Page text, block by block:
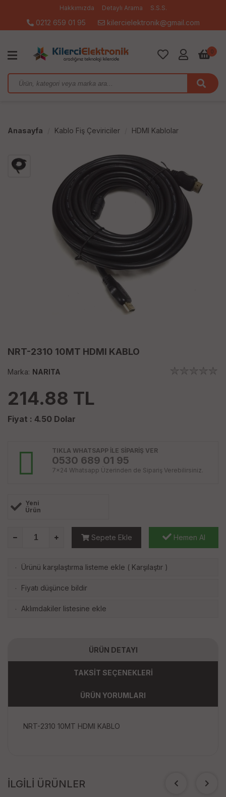
Hakkımızda Detaylı Arama S.S.S.
0212 659 01 95 kilercielektronik@gmail.com
0
Anasayfa Kablo Fiş Çeviriciler HDMI Kablolar
NRT-2310 10MT HDMI KABLO
Marka: NARITA
214.88 TL
Fiyat : 4.50 Dolar
TIKLA WHATSAPP İLE SİPARİŞ VER
0530 689 01 95
7x24 Whatsapp Üzerinden de Sipariş Verebilirsiniz.
Yeni
Ürün
Sepete Ekle Hemen Al
· Ürünü karşılaştırma listeme ekle ( Karşılaştır )
· Fiyatı düşünce bildir
· Aklımdakiler listesine ekle
ÜRÜN DETAYI
TAKSİT SEÇENEKLERİ
ÜRÜN YORUMLARI
NRT-2310 10MT HDMI KABLO
İLGİLİ ÜRÜNLER